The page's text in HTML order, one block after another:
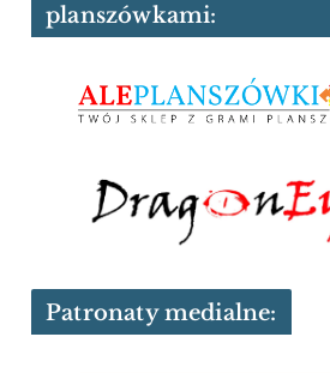
planszówkami:
Patronaty medialne: